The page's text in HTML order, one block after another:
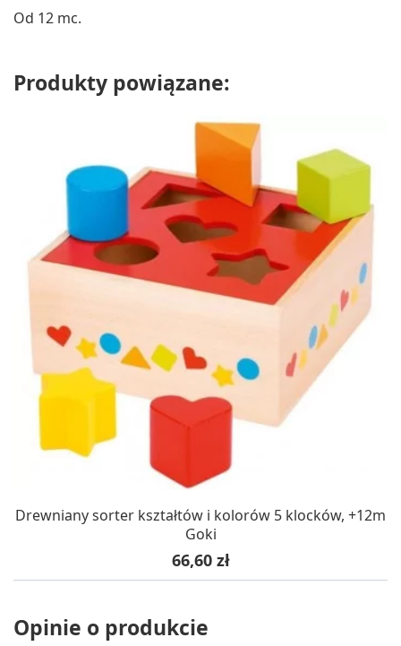
Od 12 mc.
Produkty powiązane:
Drewniany sorter kształtów i kolorów 5 klocków, +12m
Goki
Cena
66,60 zł
Opinie o produkcie